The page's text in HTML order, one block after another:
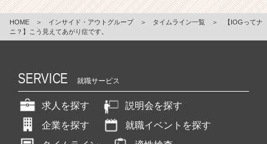
HOME ＞ インサイド・アウトグループ ＞ タイムライン一覧 ＞
【IOGってナ
ニ？】こう見えてあがり症です。
SERVICE 就職サービス
求人を探す
説明会を探す
企業を探す
就職イベントを探す